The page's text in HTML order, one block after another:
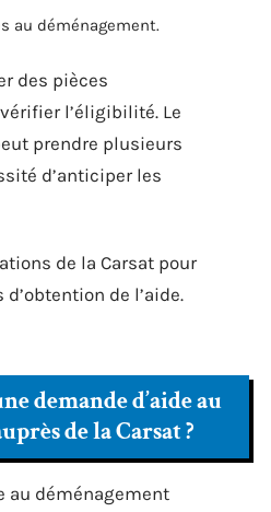
au déménagement.
des pièces
l’éligibilité. Le
prendre plusieurs
d’anticiper les
de la Carsat pour
de l’aide.
demande d’aide au
de la Carsat ?
au déménagement